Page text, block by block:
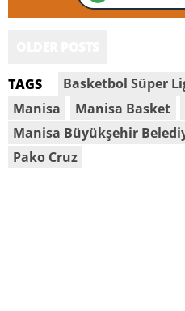
TAGS Basketbol Süper
Manisa
Manisa Basket
Manisa Büyükşehir
Pako Cruz